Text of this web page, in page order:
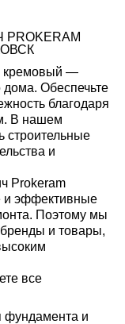
кремовый —
Обеспечьте
благодаря
В нашем
строительные
и
Prokeram
и эффективные
Поэтому мы
и товары,
все
фундамента и